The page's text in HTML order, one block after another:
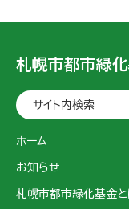
札幌市都市緑
サイト内検索
ホーム
お知らせ
札幌市都市緑化基金と